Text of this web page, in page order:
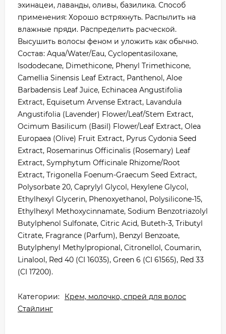
эхинацеи, лаванды, оливы, базилика. Способ
применения: Хорошо встряхнуть. Распылить на
влажные пряди. Распределить расческой.
Высушить волосы феном и уложить как обычно.
Состав: Aqua/Water/Eau, Cyclopentasiloxane,
Isododecane, Dimethicone, Phenyl Trimethicone,
Camellia Sinensis Leaf Extract, Panthenol, Aloe
Barbadensis Leaf Juice, Echinacea Angustifolia
Extract, Equisetum Arvense Extract, Lavandula
Angustifolia (Lavender) Flower/Leaf/Stem Extract,
Ocimum Basilicum (Basil) Flower/Leaf Extract, Olea
Europaea (Olive) Fruit Extract, Pyrus Cydonia Seed
Extract, Rosemarinus Officinalis (Rosemary) Leaf
Extract, Symphytum Officinale Rhizome/Root
Extract, Trigonella Foenum-Graecum Seed Extract,
Polysorbate 20, Caprylyl Glycol, Hexylene Glycol,
Ethylhexyl Glycerin, Phenoxyethanol, Polysilicone-15,
Ethylhexyl Methoxycinnamate, Sodium Benzotriazolyl
Butylphenol Sulfonate, Citric Acid, Buteth-3, Tributyl
Citrate, Fragrance (Parfum), Benzyl Benzoate,
Butylphenyl Methylpropional, Citronellol, Coumarin,
Linalool, Red 40 (CI 16035), Green 6 (CI 61565), Red 33
(CI 17200).
Категории:
Крем, молочко, спрей для волос
Стайлинг